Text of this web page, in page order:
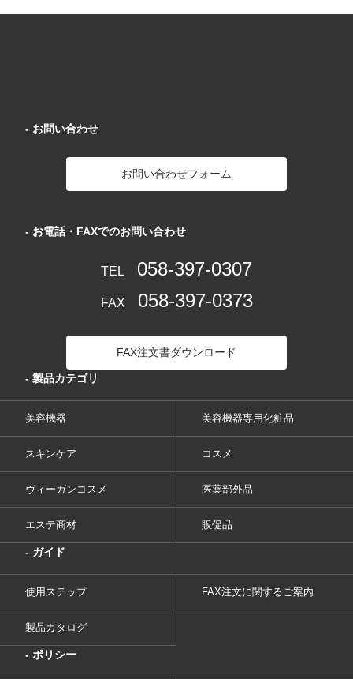
- 製品カテゴリ
美容機器 美容機器専用化粧品
スキンケア コスメ
ヴィーガンコスメ 医薬部外品
エステ商材 販促品
- ガイド
使用ステップ FAX注文に関するご案内
製品カタログ
- ポリシー
- お問い合わせ
お問い合わせフォーム
- お電話・FAXでのお問い合わせ
TEL 058-397-0307
FAX 058-397-0373
FAX注文書ダウンロード